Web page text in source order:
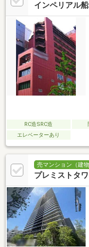
インペリアル
RC造SRC造
エレベーターあり
売マンション（建物
プレミストタ